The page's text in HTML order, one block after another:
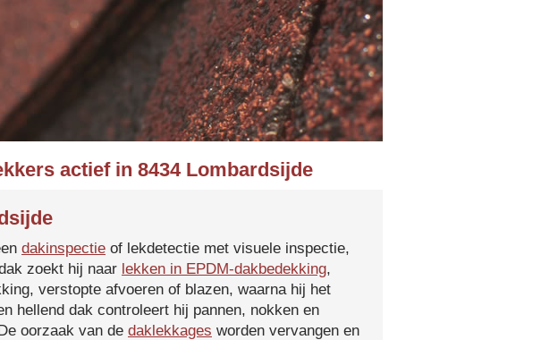
actief in 8434 Lombardsijde
dakinspectie of lekdetectie met visuele inspectie,
zoekt hij naar lekken in EPDM-dakbedekking,
verstopte afvoeren of blazen, waarna hij het
hellend dak controleert hij pannen, nokken en
oorzaak van de daklekkages worden vervangen en